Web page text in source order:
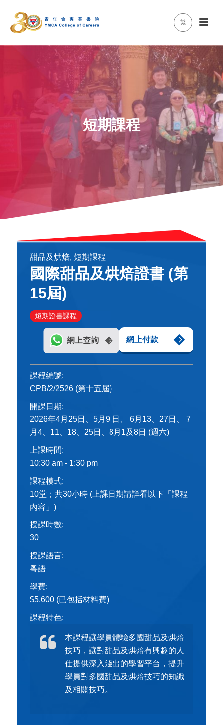
繁
短期課程
甜品及烘焙, 短期課程
國際甜品及烘焙證書 (第
15屆)
短期證書課程
網上付款
課程編號:
CPB/2/2526 (第十五屆)
開課日期:
2026年4月25日、5月9 日、 6月13、27日、 7
月4、11、18、25日、8月1及8日 (週六)
上課時間:
10:30 am - 1:30 pm
課程模式:
10堂；共30小時 (上課日期請詳看以下「課程
內容」)
授課時數:
30
授課語言:
粵語
學費:
$5,600 (已包括材料費)
課程特色:
本課程讓學員體驗多國甜品及烘焙
技巧，讓對甜品及烘焙有興趣的人
仕提供深入淺出的學習平台，提升
學員對多國甜品及烘焙技巧的知識
及相關技巧。